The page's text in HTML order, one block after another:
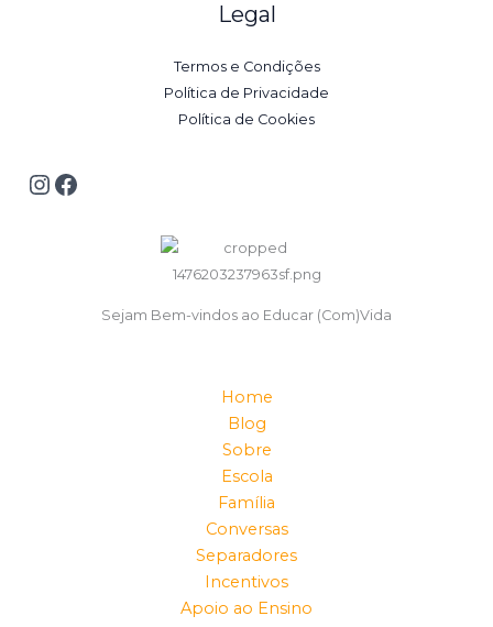
Legal
Termos e Condições
Política de Privacidade
Política de Cookies
Sejam Bem-vindos ao Educar (Com)Vida
Home
Blog
Sobre
Escola
Família
Conversas
Separadores
Incentivos
Apoio ao Ensino